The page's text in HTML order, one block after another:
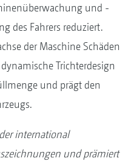
und -
des Fahrers reduziert.
der Maschine Schäden
Trichterdesign
und prägt den
international
und prämiert